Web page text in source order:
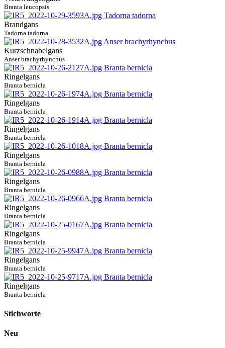
Branta leucopsis
Brandgans
Tadorna tadorna
Kurzschnabelgans
Anser brachyrhynchus
Ringelgans
Branta bernicla
Ringelgans
Branta bernicla
Ringelgans
Branta bernicla
Ringelgans
Branta bernicla
Ringelgans
Branta bernicla
Ringelgans
Branta bernicla
Ringelgans
Branta bernicla
Ringelgans
Branta bernicla
Ringelgans
Branta bernicla
Stichworte
Neu